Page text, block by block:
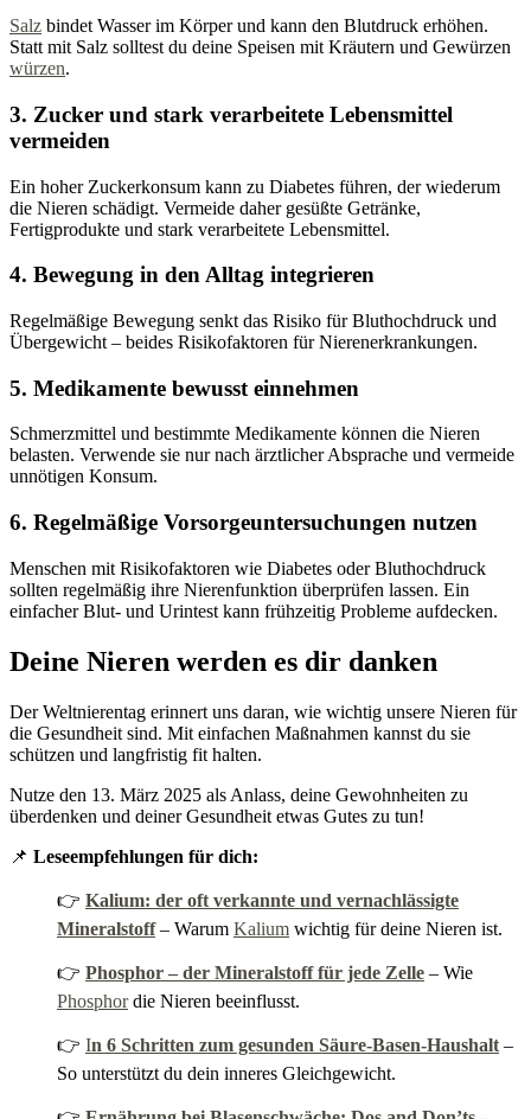
Salz bindet Wasser im Körper und kann den Blutdruck erhöhen.
Statt mit Salz solltest du deine Speisen mit Kräutern und Gewürzen
würzen.
3. Zucker und stark verarbeitete Lebensmittel
vermeiden
Ein hoher Zuckerkonsum kann zu Diabetes führen, der wiederum
die Nieren schädigt. Vermeide daher gesüßte Getränke,
Fertigprodukte und stark verarbeitete Lebensmittel.
4. Bewegung in den Alltag integrieren
Regelmäßige Bewegung senkt das Risiko für Bluthochdruck und
Übergewicht – beides Risikofaktoren für Nierenerkrankungen.
5. Medikamente bewusst einnehmen
Schmerzmittel und bestimmte Medikamente können die Nieren
belasten. Verwende sie nur nach ärztlicher Absprache und vermeide
unnötigen Konsum.
6. Regelmäßige Vorsorgeuntersuchungen nutzen
Menschen mit Risikofaktoren wie Diabetes oder Bluthochdruck
sollten regelmäßig ihre Nierenfunktion überprüfen lassen. Ein
einfacher Blut- und Urintest kann frühzeitig Probleme aufdecken.
Deine Nieren werden es dir danken
Der Weltnierentag erinnert uns daran, wie wichtig unsere Nieren für
die Gesundheit sind. Mit einfachen Maßnahmen kannst du sie
schützen und langfristig fit halten.
Nutze den 13. März 2025 als Anlass, deine Gewohnheiten zu
überdenken und deiner Gesundheit etwas Gutes zu tun!
📌 Leseempfehlungen für dich:
👉 Kalium: der oft verkannte und vernachlässigte
Mineralstoff– Warum Kalium wichtig für deine Nieren ist.
👉 Phosphor – der Mineralstoff für jede Zelle – Wie
Phosphordie Nieren beeinflusst.
👉 In 6 Schritten zum gesunden Säure-Basen-Haushalt –
So unterstützt du dein inneres Gleichgewicht.